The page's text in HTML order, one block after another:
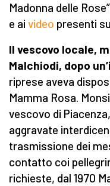
Madonna delle
e ai video presenti su
Il vescovo locale,
Malchiodi, dopo
riprese aveva
Mamma Rosa.
vescovo di
aggravate
trasmissione dei
contatto coi
richieste, dal 1970